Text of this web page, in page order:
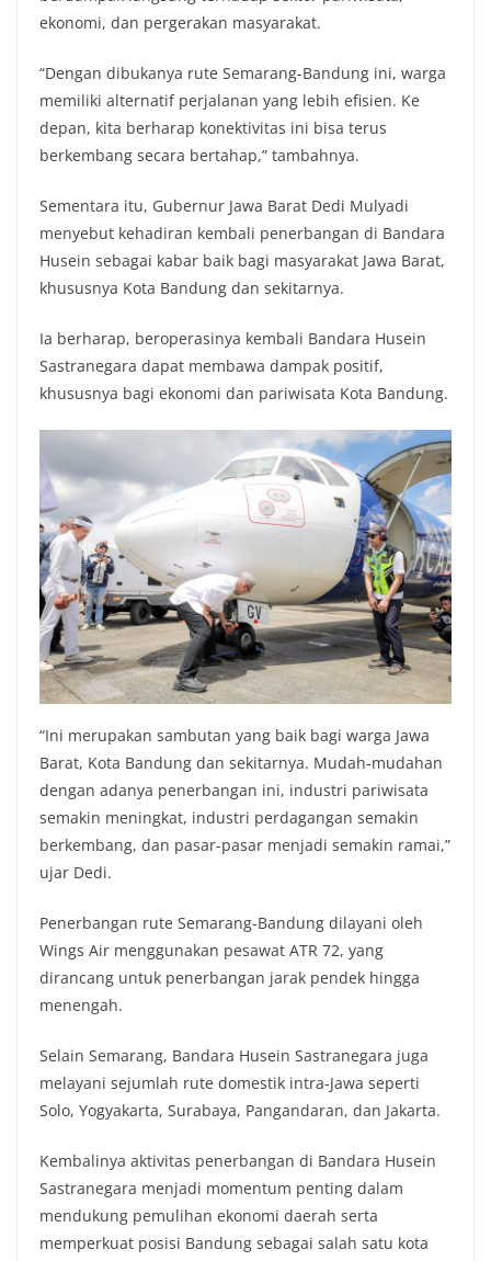
ekonomi, dan pergerakan masyarakat.
“Dengan dibukanya rute Semarang-Bandung ini, warga
memiliki alternatif perjalanan yang lebih efisien. Ke
depan, kita berharap konektivitas ini bisa terus
berkembang secara bertahap,” tambahnya.
Sementara itu, Gubernur Jawa Barat Dedi Mulyadi
menyebut kehadiran kembali penerbangan di Bandara
Husein sebagai kabar baik bagi masyarakat Jawa Barat,
khususnya Kota Bandung dan sekitarnya.
Ia berharap, beroperasinya kembali Bandara Husein
Sastranegara dapat membawa dampak positif,
khususnya bagi ekonomi dan pariwisata Kota Bandung.
“Ini merupakan sambutan yang baik bagi warga Jawa
Barat, Kota Bandung dan sekitarnya. Mudah-mudahan
dengan adanya penerbangan ini, industri pariwisata
semakin meningkat, industri perdagangan semakin
berkembang, dan pasar-pasar menjadi semakin ramai,”
ujar Dedi.
Penerbangan rute Semarang-Bandung dilayani oleh
Wings Air menggunakan pesawat ATR 72, yang
dirancang untuk penerbangan jarak pendek hingga
menengah.
Selain Semarang, Bandara Husein Sastranegara juga
melayani sejumlah rute domestik intra-Jawa seperti
Solo, Yogyakarta, Surabaya, Pangandaran, dan Jakarta.
Kembalinya aktivitas penerbangan di Bandara Husein
Sastranegara menjadi momentum penting dalam
mendukung pemulihan ekonomi daerah serta
memperkuat posisi Bandung sebagai salah satu kota